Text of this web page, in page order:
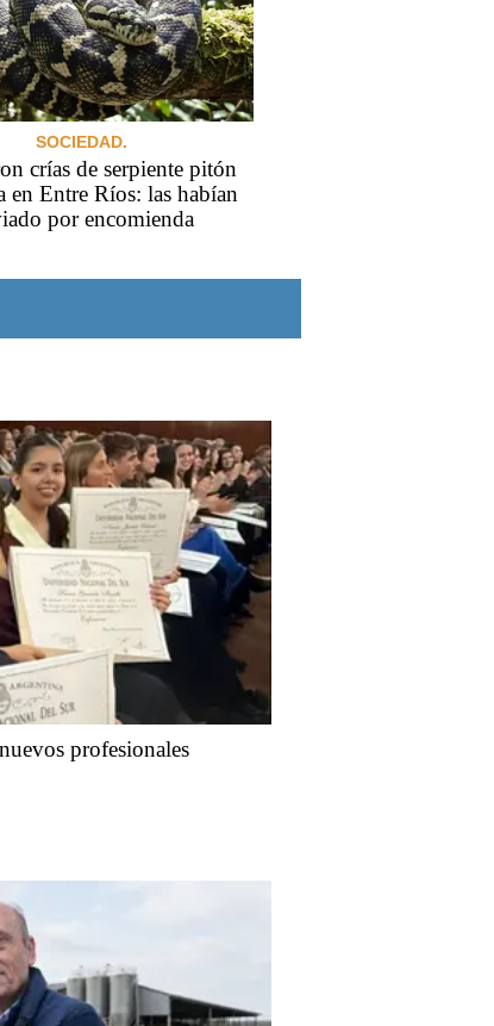
SOCIEDAD.
crías de serpiente pitón
en Entre Ríos: las habían
por encomienda
profesionales